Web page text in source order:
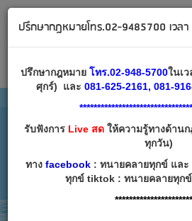
Email:
เข้าสู่ระบบ ส
ปรึกษากฎหมายโทร.02-9485700 เวล
ปรึกษากฎหมาย โทร.02-948-5700ในเ
ศุกร์) และ 081-625-2161, 081-
รับฟังการLive สดให้ความรู้ทางด้านก
ทุกวัน)
ทาง facebook: ทนายคลายทุกข์ และ
ทุกข์ tiktok : ทนายคลายทุก